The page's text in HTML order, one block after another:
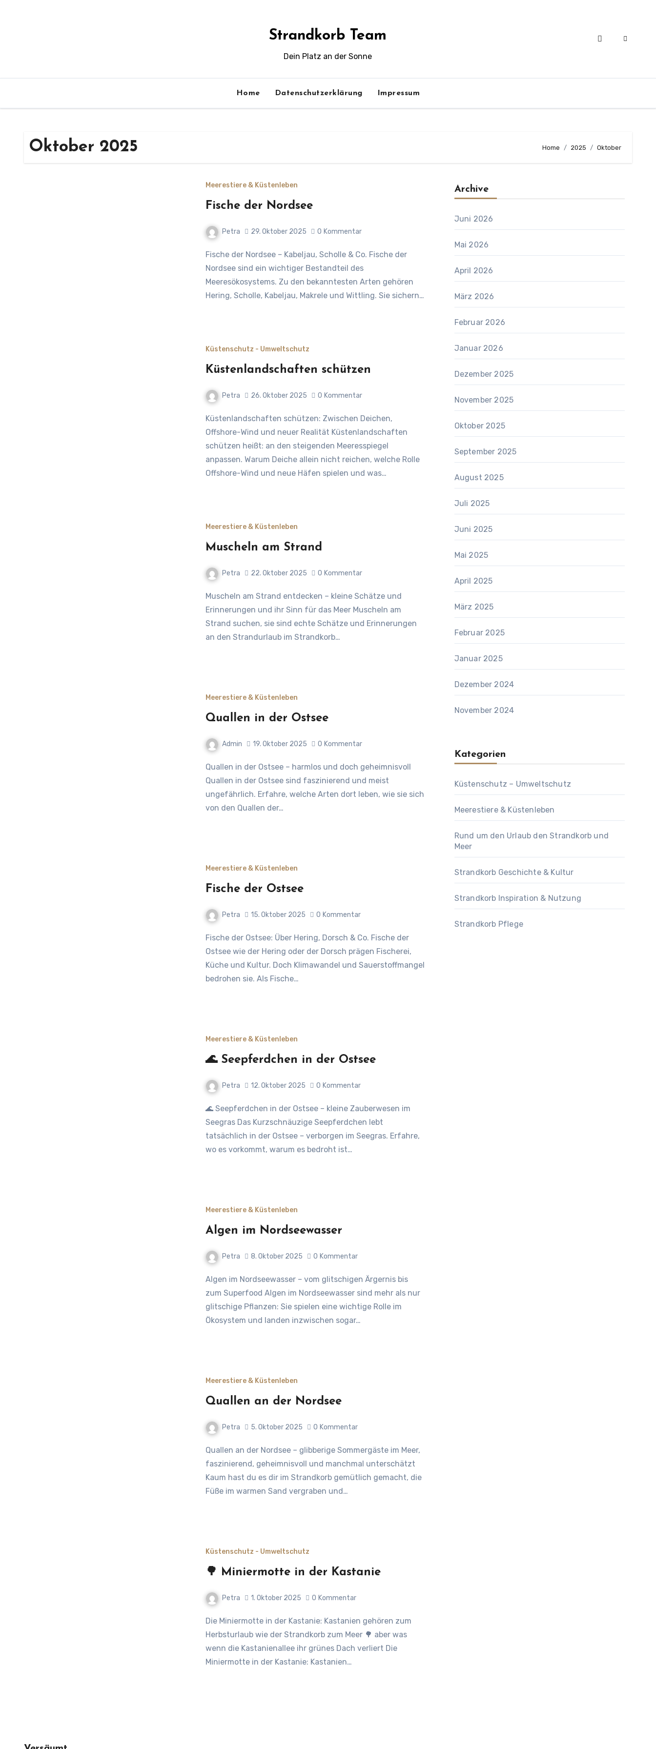
Strandkorb Team
Dein Platz an der Sonne
Home Datenschutzerklärung Impressum
Oktober 2025 Home 2025 Oktober
Meerestiere & Küstenleben
Fische der Nordsee
Petra 29. Oktober 2025 0 Kommentar
Fische der Nordsee – Kabeljau, Scholle & Co. Fische der
Nordsee sind ein wichtiger Bestandteil des
Meeresökosystems. Zu den bekanntesten Arten gehören
Hering, Scholle, Kabeljau, Makrele und Wittling. Sie sichern…
Küstenschutz - Umweltschutz
Küstenlandschaften schützen
Petra 26. Oktober 2025 0 Kommentar
Küstenlandschaften schützen: Zwischen Deichen,
Offshore-Wind und neuer Realität Küstenlandschaften
schützen heißt: an den steigenden Meeresspiegel
anpassen. Warum Deiche allein nicht reichen, welche Rolle
Offshore-Wind und neue Häfen spielen und was…
Meerestiere & Küstenleben
Muscheln am Strand
Petra 22. Oktober 2025 0 Kommentar
Muscheln am Strand entdecken – kleine Schätze und
Erinnerungen und ihr Sinn für das Meer Muscheln am
Strand suchen, sie sind echte Schätze und Erinnerungen
an den Strandurlaub im Strandkorb…
Meerestiere & Küstenleben
Quallen in der Ostsee
Admin 19. Oktober 2025 0 Kommentar
Quallen in der Ostsee – harmlos und doch geheimnisvoll
Quallen in der Ostsee sind faszinierend und meist
ungefährlich. Erfahre, welche Arten dort leben, wie sie sich
von den Quallen der…
Meerestiere & Küstenleben
Fische der Ostsee
Petra 15. Oktober 2025 0 Kommentar
Fische der Ostsee: Über Hering, Dorsch & Co. Fische der
Ostsee wie der Hering oder der Dorsch prägen Fischerei,
Küche und Kultur. Doch Klimawandel und Sauerstoffmangel
bedrohen sie. Als Fische…
Meerestiere & Küstenleben
🌊 Seepferdchen in der Ostsee
Petra 12. Oktober 2025 0 Kommentar
🌊 Seepferdchen in der Ostsee – kleine Zauberwesen im
Seegras Das Kurzschnäuzige Seepferdchen lebt
tatsächlich in der Ostsee – verborgen im Seegras. Erfahre,
wo es vorkommt, warum es bedroht ist…
Meerestiere & Küstenleben
Algen im Nordseewasser
Petra 8. Oktober 2025 0 Kommentar
Algen im Nordseewasser – vom glitschigen Ärgernis bis
zum Superfood Algen im Nordseewasser sind mehr als nur
glitschige Pflanzen: Sie spielen eine wichtige Rolle im
Ökosystem und landen inzwischen sogar…
Meerestiere & Küstenleben
Quallen an der Nordsee
Petra 5. Oktober 2025 0 Kommentar
Quallen an der Nordsee – glibberige Sommergäste im Meer,
faszinierend, geheimnisvoll und manchmal unterschätzt
Kaum hast du es dir im Strandkorb gemütlich gemacht, die
Füße im warmen Sand vergraben und…
Küstenschutz - Umweltschutz
🌳 Miniermotte in der Kastanie
Petra 1. Oktober 2025 0 Kommentar
Die Miniermotte in der Kastanie: Kastanien gehören zum
Herbsturlaub wie der Strandkorb zum Meer 🌳 aber was
wenn die Kastanienallee ihr grünes Dach verliert Die
Miniermotte in der Kastanie: Kastanien…
Archive
Juni 2026
Mai 2026
April 2026
März 2026
Februar 2026
Januar 2026
Dezember 2025
November 2025
Oktober 2025
September 2025
August 2025
Juli 2025
Juni 2025
Mai 2025
April 2025
März 2025
Februar 2025
Januar 2025
Dezember 2024
November 2024
Kategorien
Küstenschutz – Umweltschutz
Meerestiere & Küstenleben
Rund um den Urlaub den Strandkorb und
Meer
Strandkorb Geschichte & Kultur
Strandkorb Inspiration & Nutzung
Strandkorb Pflege